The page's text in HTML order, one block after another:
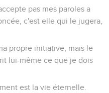
pas mes paroles a
c'est elle qui le jugera,
propre initiative, mais le
lui-même ce que je dois
est la vie éternelle.